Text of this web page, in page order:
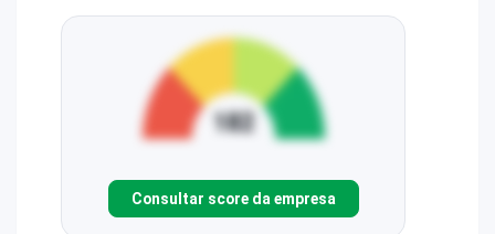
Consultar score da empresa